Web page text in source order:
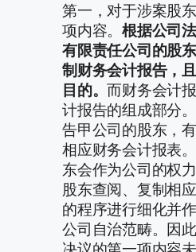
第一，对于涉案股
项内容。根据公司
有限责任公司的股
制财务会计报告，
目的。而财务会计
计报告的组成部分
告甲公司的股东，
相应财务会计报表
东会作为公司的权
股东查阅、复制相
的程序进行细化并
公司自治范畴。因